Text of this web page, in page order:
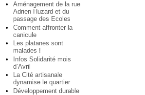
Aménagement de la rue
Adrien Huzard et du
passage des Ecoles
Comment affronter la
canicule
Les platanes sont
malades !
Infos Solidarité mois
d’Avril
La Cité artisanale
dynamise le quartier
Développement durable